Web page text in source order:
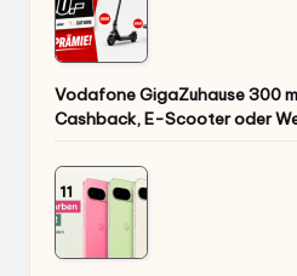
Vodafone GigaZuhause 300
Cashback, E-Scooter oder